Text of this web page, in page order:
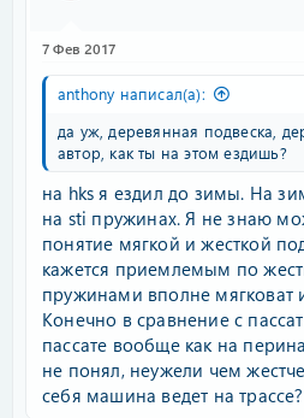
7 Фев 2017
anthony написал(а):
да уж, деревянная подвеска,
автор, как ты на этом ездишь?
на hks я ездил до зимы. На
на sti пружинах. Я не знаю
понятие мягкой и жесткой
кажется приемлемым по
пружинами вполне мягковат
Конечно в сравнение с
пассате вообще как на
не понял, неужели чем
себя машина ведет на трассе?